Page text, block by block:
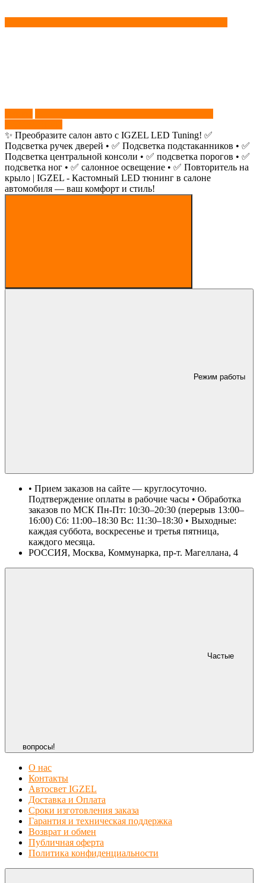
✨ Преобразите салон авто с IGZEL LED Tuning! ✅
Подсветка ручек дверей • ✅ Подсветка подстаканников • ✅
Подсветка центральной консоли • ✅ подсветка порогов • ✅
подсветка ног • ✅ салонное освещение • ✅ Повторитель на
крыло | IGZEL - Кастомный LED тюнинг в салоне
автомобиля — ваш комфорт и стиль!
Режим работы
• Прием заказов на сайте — круглосуточно.
Подтверждение оплаты в рабочие часы • Обработка
заказов по МСК Пн-Пт: 10:30–20:30 (перерыв 13:00–
16:00) Сб: 11:00–18:30 Вс: 11:30–18:30 • Выходные:
каждая суббота, воскресенье и третья пятница,
каждого месяца.
РОССИЯ, Москва, Коммунарка, пр-т. Магеллана, 4
Частые
вопросы!
О нас
Контакты
Автосвет IGZEL
Доставка и Оплата
Сроки изготовления заказа
Гарантия и техническая поддержка
Возврат и обмен
Публичная оферта
Политика конфиденциальности